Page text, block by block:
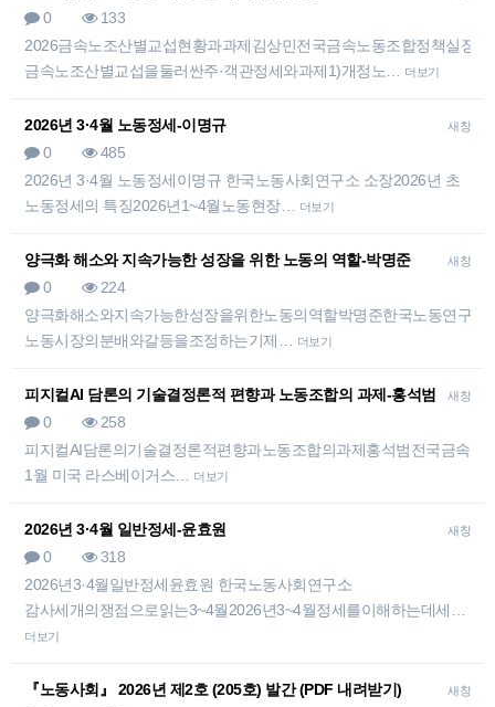
0
133
2026금속노조산별교섭현황과과제김상민전국금속노동조합정책실장1.
금속노조산별교섭을둘러싼주·객관정세와과제1)개정노…
더보기
새창
2026년 3·4월 노동정세-이명규
0
485
2026년 3·4월 노동정세이명규 한국노동사회연구소 소장2026년 초
노동정세의 특징2026년1~4월노동현장…
더보기
새창
양극화 해소와 지속가능한 성장을 위한 노동의 역할-박명준
0
224
양극화해소와지속가능한성장을위한노동의역할박명준한국노동연구원
노동시장의분배와갈등을조정하는기제…
더보기
새창
피지컬AI 담론의 기술결정론적 편향과 노동조합의 과제-홍석범
0
258
피지컬AI담론의기술결정론적편향과노동조합의과제홍석범전국금속노
1월 미국 라스베이거스…
더보기
새창
2026년 3·4월 일반정세-윤효원
0
318
2026년3·4월일반정세윤효원 한국노동사회연구소
감사세개의쟁점으로읽는3~4월2026년3~4월정세를이해하는데세…
더보기
새창
『노동사회』 2026년 제2호 (205호) 발간 (PDF 내려받기)